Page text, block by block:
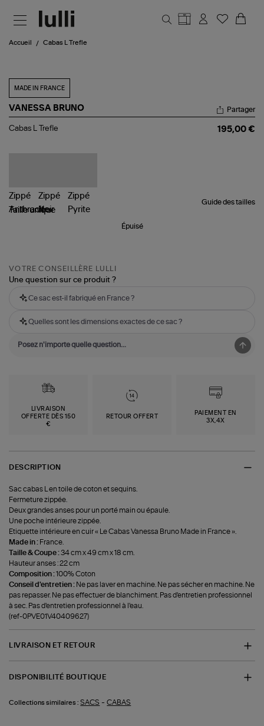
Accueil Cabas L Trefle
MADE IN FRANCE
VANESSA BRUNO
Cabas
Partager
Cabas L Trefle 195,00 €
Guide des tailles
Tailleunique
Épuisé
VOTRE CONSEILLÈRE LULLI
Une question sur ce produit ?
Ce sac est-il fabriqué en France ?
Quelles sont les dimensions exactes de ce sac ?
LIVRAISON
OFFERTE DÈS 150
€
RETOUR OFFERT
PAIEMENT EN
3X,4X
DESCRIPTION
Sac cabas L en toile de coton et sequins.
Fermeture zippée.
Deux grandes anses pour un porté main ou épaule.
Une poche intérieure zippée.
Etiquette intérieure en cuir « Le Cabas Vanessa Bruno Made in France ».
Made in : France.
Taille & Coupe :34 cm x 49 cm x 18 cm.
Hauteur anses : 22 cm
Composition :100% Coton
Conseil d'entretien : Ne pas laver en machine. Ne pas sécher en machine. Ne
pas repasser. Ne pas effectuer de blanchiment. Pas d'entretien professionnel
à sec. Pas d'entretien professionnel à l'eau.
(ref-0PVE01V40409627)
LIVRAISON ET RETOUR
DISPONIBILITÉ BOUTIQUE
Collections similaires : SACS -CABAS